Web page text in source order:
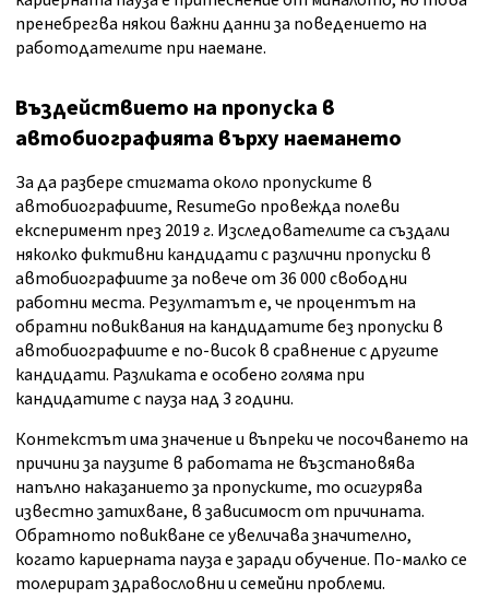
пренебрегва някои важни данни за поведението на
работодателите при наемане.
Въздействието на пропуска в
автобиографията върху наемането
За да разбере стигмата около пропуските в
автобиографиите, ResumeGo провежда полеви
експеримент през 2019 г. Изследователите са създали
няколко фиктивни кандидати с различни пропуски в
автобиографиите за повече от 36 000 свободни
работни места. Резултатът е, че процентът на
обратни повиквания на кандидатите без пропуски в
автобиографиите е по-висок в сравнение с другите
кандидати. Разликата е особено голяма при
кандидатите с пауза над 3 години.
Контекстът има значение и въпреки че посочването на
причини за паузите в работата не възстановява
напълно наказанието за пропуските, то осигурява
известно затихване, в зависимост от причината.
Обратното повикване се увеличава значително,
когато кариерната пауза е заради обучение. По-малко се
толерират здравословни и семейни проблеми.